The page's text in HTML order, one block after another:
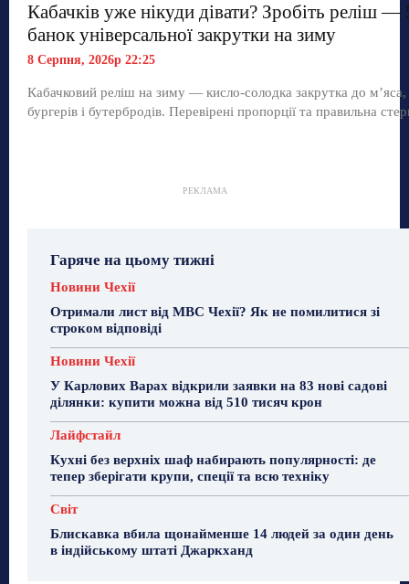
Кабачків уже нікуди дівати? Зробіть реліш —
банок універсальної закрутки на зиму
8 Серпня, 2026р 22:25
Кабачковий реліш на зиму — кисло-солодка закрутка до м’яса,
бургерів і бутербродів. Перевірені пропорції та правильна
РЕКЛАМА
Гаряче на цьому тижні
Новини Чехії
Отримали лист від МВС Чехії? Як не помилитися зі
строком відповіді
Новини Чехії
У Карлових Варах відкрили заявки на 83 нові садові
ділянки: купити можна від 510 тисяч крон
Лайфстайл
Кухні без верхніх шаф набирають популярності: де
тепер зберігати крупи, спеції та всю техніку
Світ
Блискавка вбила щонайменше 14 людей за один день
в індійському штаті Джаркханд